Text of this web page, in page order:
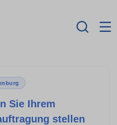
Sie Ihrem
stellen